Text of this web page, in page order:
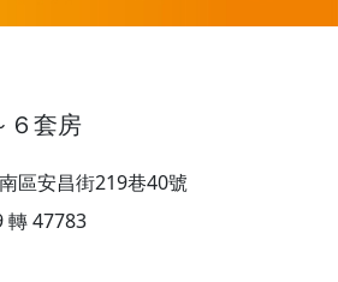
６套房
區安昌街219巷40號
轉 47783